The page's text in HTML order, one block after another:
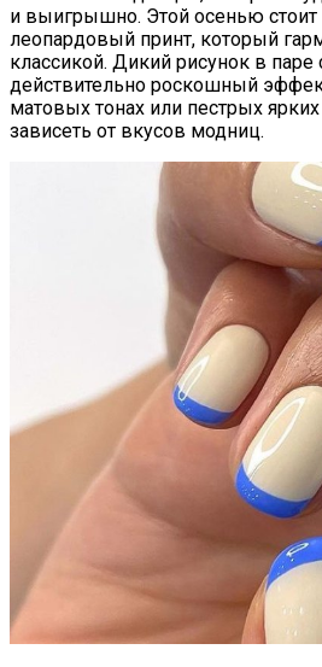
и выигрышно. Этой осенью стоит
леопардовый принт, который
классикой. Дикий рисунок в паре
действительно роскошный
матовых тонах или пестрых
зависеть от вкусов модниц.